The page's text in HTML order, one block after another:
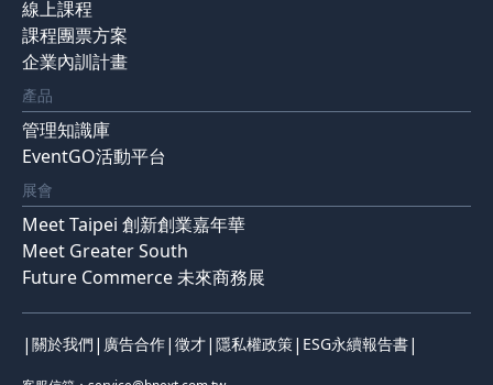
線上課程
課程團票方案
企業內訓計畫
產品
管理知識庫
EventGO活動平台
展會
Meet Taipei 創新創業嘉年華
Meet Greater South
Future Commerce 未來商務展
| 關於我們 | 廣告合作| 徵才| 隱私權政策| ESG永續報告書|